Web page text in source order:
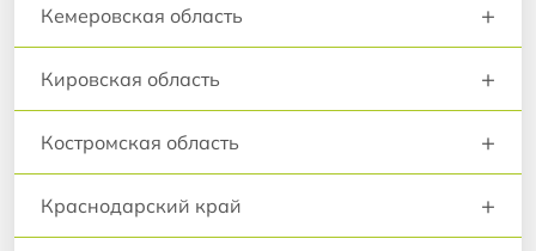
Кемеровская область +
Кировская область +
Костромская область +
Краснодарский край +